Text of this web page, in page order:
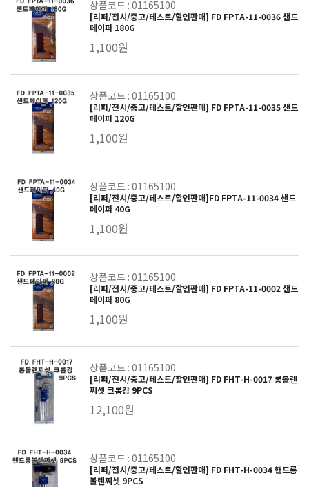
상품코드 : 01165100
[리퍼/전시/중고/테스트/할인판매] FD FPTA-11-0036 샌드
페이퍼 180G
1,100원
상품코드 : 01165100
[리퍼/전시/중고/테스트/할인판매] FD FPTA-11-0035 샌드
페이퍼 120G
1,100원
상품코드 : 01165100
[리퍼/전시/중고/테스트/할인판매]FD FPTA-11-0034 샌드
페이퍼 40G
1,100원
상품코드 : 01165100
[리퍼/전시/중고/테스트/할인판매] FD FPTA-11-0002 샌드
페이퍼 80G
1,100원
상품코드 : 01165100
[리퍼/전시/중고/테스트/할인판매] FD FHT-H-0017 롱볼렌
찌셋 크롬강 9PCS
12,100원
상품코드 : 01165100
[리퍼/전시/중고/테스트/할인판매] FD FHT-H-0034 핸드롱
볼렌찌셋 9PCS